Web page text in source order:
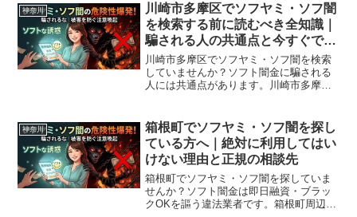
神奈川
川崎市多摩区でソフヤミ・ソフ闇
を検索する前に読むべき全知識｜
騙される人の共通点と今すぐでき
る解決策
川崎市多摩区でソフヤミ・ソフ闇を検索
していませんか？ソフト闇金に騙される
人には共通点があります。川崎市多摩区
対処法、川崎市多摩区から利用できる無
料相談先まで完全解説。
神奈川
箱根町でソフヤミ・ソフ闇を探し
ている方へ｜絶対に利用してはい
けない理由と正規の相談先
箱根町でソフヤミ・ソフ闇を探していま
せんか？ソフト闇金は即日融資・ブラッ
クOKを謳う違法業者です。箱根町周辺で